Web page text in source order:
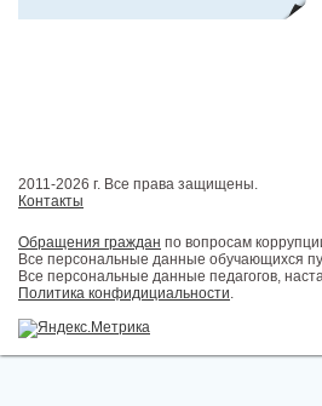
2011-2026 г. Все права защищены.
Контакты
Обращения граждан по вопросам
Все персональные данные обучающихся
Все персональные данные педагогов,
Политика конфидициальности.